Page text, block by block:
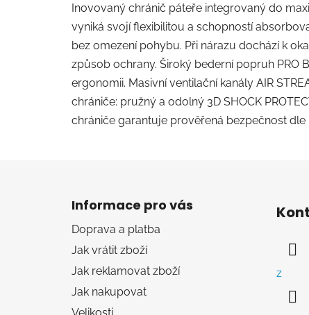
Inovovaný chránič páteře integrovaný do
vyniká svojí flexibilitou a schopností
bez omezení pohybu. Při nárazu dochází k
způsob ochrany. Široký bederní popruh PRO
ergonomii. Masivní ventilační kanály AIR
chrániče: pružný a odolný 3D SHOCK
chrániče garantuje prověřená bezpečnost
Informace pro vás
Doprava a platba
Jak vrátit zboží
Jak reklamovat zboží
Jak nakupovat
z